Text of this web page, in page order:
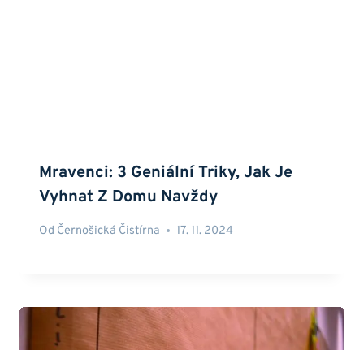
Mravenci: 3 Geniální Triky, Jak Je
Vyhnat Z Domu Navždy
Od Černošická Čistírna 17. 11. 2024